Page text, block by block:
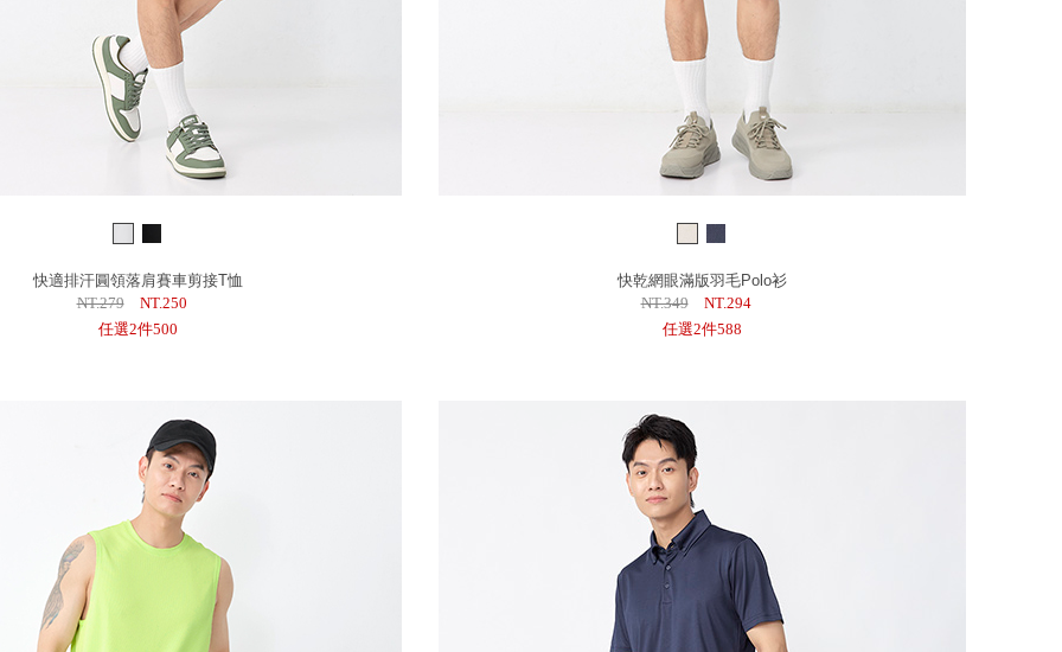
快適排汗圓領落肩賽車剪接T恤
NT.279
NT.250
任選2件500
快乾網眼滿版羽毛Polo衫
NT.349
NT.294
任選2件588